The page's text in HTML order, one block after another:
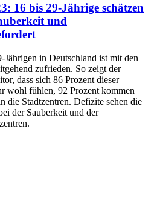
16 bis 29-Jährige schätzen
und
in Deutschland ist mit den
zufrieden. So zeigt der
dass sich 86 Prozent dieser
wohl fühlen, 92 Prozent kommen
die Stadtzentren. Defizite sehen die
der Sauberkeit und der